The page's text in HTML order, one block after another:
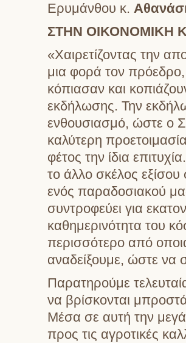
Ερυμάνθου κ.
ΣΤΗΝ ΟΙΚΟΝΟΜΙΚΗ
«Χαιρετίζοντας την
μια φορά τον
κόπιασαν και
εκδήλωσης. Την
ενθουσιασμό, ώστε ο
καλύτερη
φέτος την ίδια
το άλλο σκέλος εξίσου
ενός παραδοσιακού
συντροφεύει για
καθημερινότητα του
περισσότερο από
αναδείξουμε, ώστε να
Παρατηρούμε
να βρίσκονται
Μέσα σε αυτή την
προς τις αγροτικές